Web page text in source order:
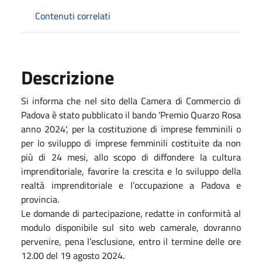
Contenuti correlati
Descrizione
Si informa che nel sito della Camera di Commercio di
Padova è stato pubblicato il bando 'Premio Quarzo Rosa
anno 2024', per la costituzione di imprese femminili o
per lo sviluppo di imprese femminili costituite da non
più di 24 mesi, allo scopo di diffondere la cultura
imprenditoriale, favorire la crescita e lo sviluppo della
realtà imprenditoriale e l’occupazione a Padova e
provincia.
Le domande di partecipazione, redatte in conformità al
modulo disponibile sul sito web camerale, dovranno
pervenire, pena l’esclusione, entro il termine delle ore
12.00 del 19 agosto 2024.